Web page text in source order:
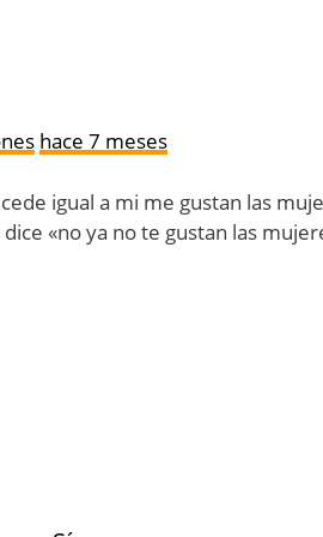
hace 7 meses
igual a mi me gustan las
«no ya no te gustan las